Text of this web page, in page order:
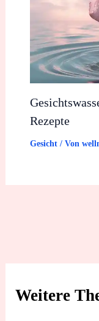
Weitere
Rezepte
Gesicht/ Von